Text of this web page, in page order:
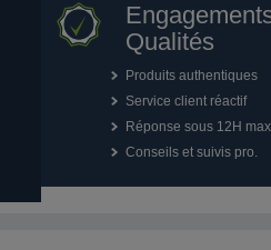
Qualités
Produits authentiques
Service client réactif
Réponse sous 12H
Conseils et suivis pro.